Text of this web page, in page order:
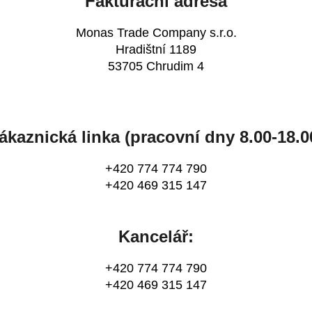
Monas Trade Company s.r.o.
Hradištní 1189
53705 Chrudim 4
linka (pracovní dny 8.00-
+420 774 774 790
+420 469 315 147
Kancelář:
+420 774 774 790
+420 469 315 147